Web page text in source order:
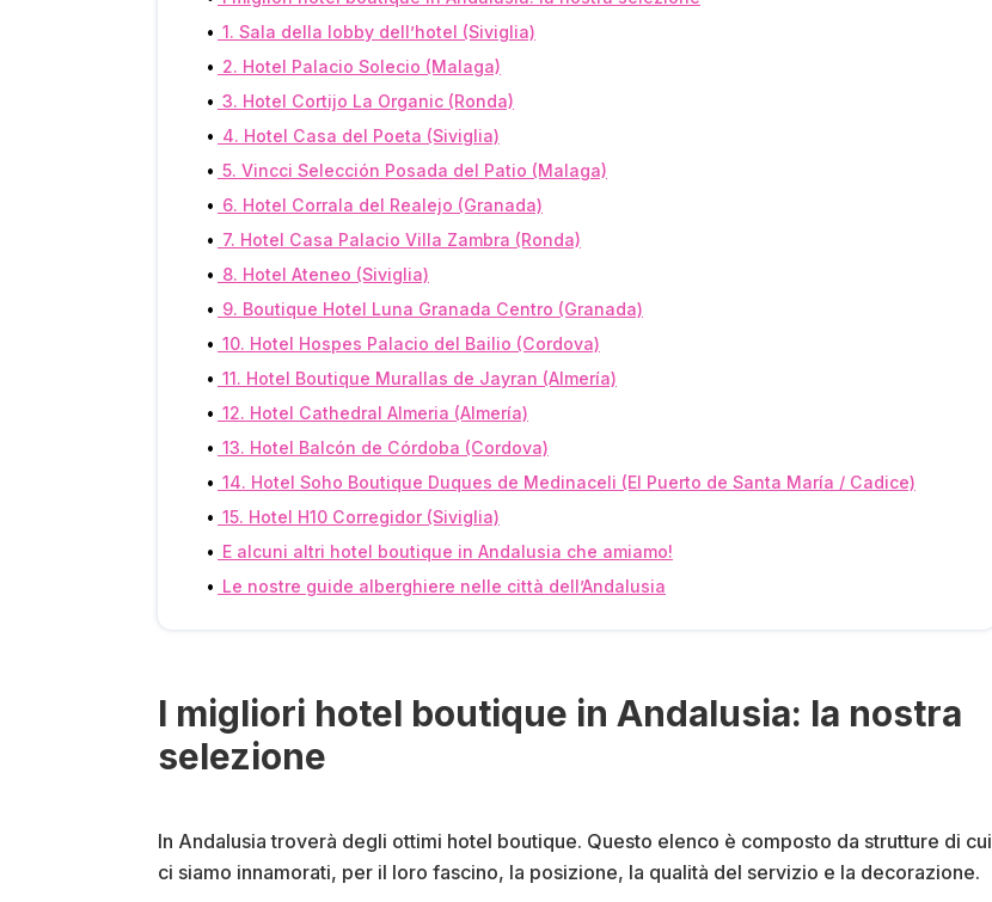
1. Sala della lobby dell’hotel (Siviglia)
2. Hotel Palacio Solecio (Malaga)
3. Hotel Cortijo La Organic (Ronda)
4. Hotel Casa del Poeta (Siviglia)
5. Vincci Selección Posada del Patio (Malaga)
6. Hotel Corrala del Realejo (Granada)
7. Hotel Casa Palacio Villa Zambra (Ronda)
8. Hotel Ateneo (Siviglia)
9. Boutique Hotel Luna Granada Centro (Granada)
10. Hotel Hospes Palacio del Bailio (Cordova)
11. Hotel Boutique Murallas de Jayran (Almería)
12. Hotel Cathedral Almeria (Almería)
13. Hotel Balcón de Córdoba (Cordova)
14. Hotel Soho Boutique Duques de Medinaceli (El Puerto de Santa María / Cadice)
15. Hotel H10 Corregidor (Siviglia)
E alcuni altri hotel boutique in Andalusia che amiamo!
Le nostre guide alberghiere nelle città dell’Andalusia
I migliori hotel boutique in Andalusia: la nostra
selezione
In Andalusia troverà degli ottimi hotel boutique. Questo elenco è composto da strutture di cui
ci siamo innamorati, per il loro fascino, la posizione, la qualità del servizio e la decorazione.